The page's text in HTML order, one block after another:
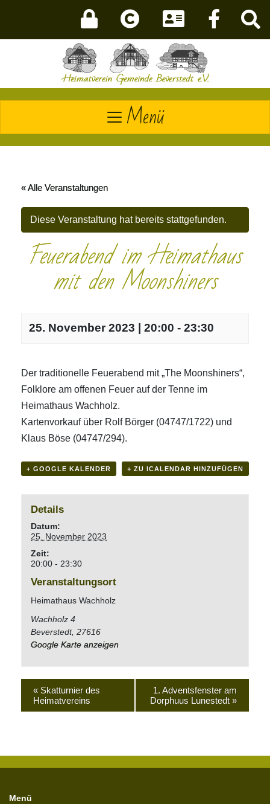
Menü
« Alle Veranstaltungen
Diese Veranstaltung hat bereits stattgefunden.
Feuerabend im Heimathaus
mit den Moonshiners
25. November 2023 | 20:00 - 23:30
Der traditionelle Feuerabend mit „The Moonshiners“,
Folklore am offenen Feuer auf der Tenne im
Heimathaus Wachholz.
Kartenvorkauf über Rolf Börger (04747/1722) und
Klaus Böse (04747/294).
+ GOOGLE KALENDER + ZU ICALENDAR HINZUFÜGEN
Details
Datum:
25. November 2023
Zeit:
20:00 - 23:30
Veranstaltungsort
Heimathaus Wachholz
Wachholz 4
Beverstedt, 27616
Google Karte anzeigen
« Skatturnier des
Heimatvereins
1. Adventsfenster am
Dorphuus Lunestedt»
Menü